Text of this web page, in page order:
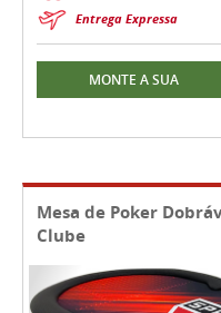
Entrega Expressa
MONTE A SUA
Mesa de Poker
Clube